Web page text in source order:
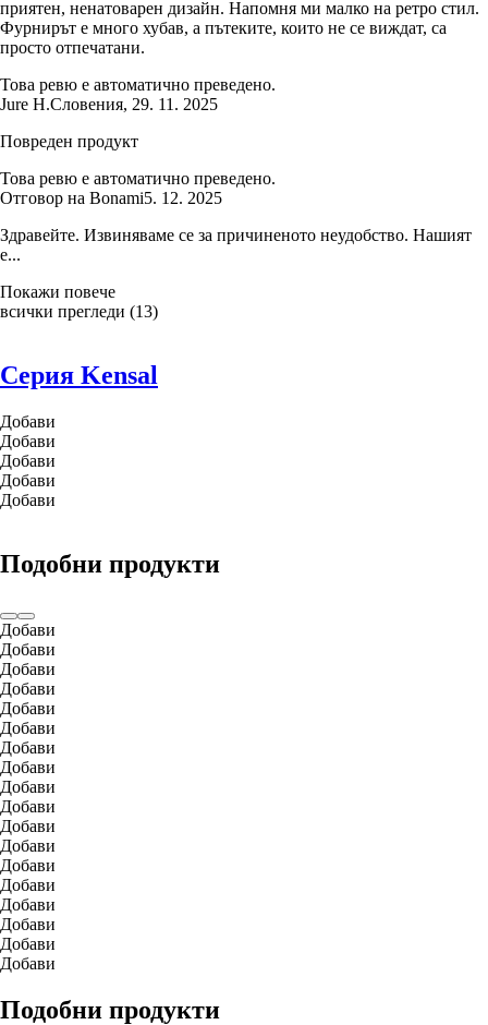
приятен, ненатоварен дизайн. Напомня ми малко на ретро стил.
Фурнирът е много хубав, а пътеките, които не се виждат, са
просто отпечатани.
Това ревю е автоматично преведено.
Jure H.Словения, 29. 11. 2025
Повреден продукт
Това ревю е автоматично преведено.
Отговор на Bonami5. 12. 2025
Здравейте. Извиняваме се за причиненото неудобство. Нашият
е...
Покажи повече
всички прегледи (13)
Серия Kensal
Добави
Добави
Добави
Добави
Добави
Подобни продукти
Добави
Добави
Добави
Добави
Добави
Добави
Добави
Добави
Добави
Добави
Добави
Добави
Добави
Добави
Добави
Добави
Добави
Добави
Подобни продукти